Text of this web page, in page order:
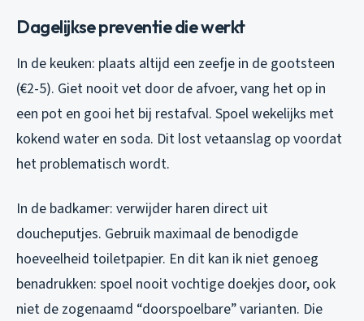
Dagelijkse preventie die werkt
In de keuken: plaats altijd een zeefje in de gootsteen
(€2-5). Giet nooit vet door de afvoer, vang het op in
een pot en gooi het bij restafval. Spoel wekelijks met
kokend water en soda. Dit lost vetaanslag op voordat
het problematisch wordt.
In de badkamer: verwijder haren direct uit
doucheputjes. Gebruik maximaal de benodigde
hoeveelheid toiletpapier. En dit kan ik niet genoeg
benadrukken: spoel nooit vochtige doekjes door, ook
niet de zogenaamd “doorspoelbare” varianten. Die